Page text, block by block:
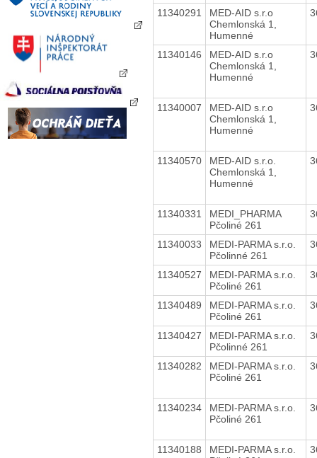
11340291
MED-AID s.r.o
Chemlonská 1,
Humenné
11340146
MED-AID s.r.o
Chemlonská 1,
Humenné
11340007
MED-AID s.r.o
Chemlonská 1,
Humenné
11340570
MED-AID s.r.o.
Chemlonská 1,
Humenné
11340331
MEDI_PHARMA
Pčoliné 261
11340033
MEDI-PARMA s.r.o.
Pčolinné 261
11340527
MEDI-PARMA s.r.o.
Pčoliné 261
11340489
MEDI-PARMA s.r.o.
Pčoliné 261
11340427
MEDI-PARMA s.r.o.
Pčolinné 261
11340282
MEDI-PARMA s.r.o.
Pčoliné 261
11340234
MEDI-PARMA s.r.o.
Pčoliné 261
11340188
MEDI-PARMA s.r.o.